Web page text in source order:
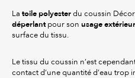
La toile polyester du coussin
déperlantpour son usage extérieur
surface du tissu.
Le tissu du coussin n’est
contact d’une quantité d’eau trop